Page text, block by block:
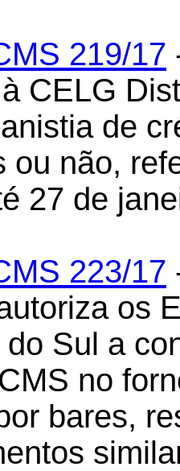
219/17
CELG
de
ou não,
27 de
223/17
os
Sul a
no
bares,